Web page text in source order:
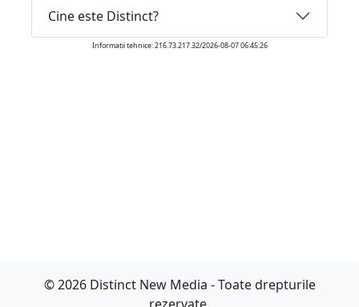
Cine este Distinct?
Informatii tehnice: 216.73.217.32/2026-08-07 06:45:26
© 2026 Distinct New Media - Toate drepturile